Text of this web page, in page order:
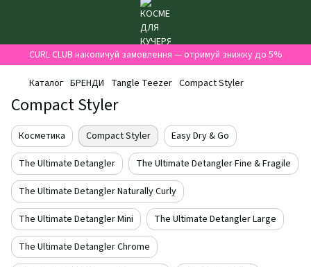
CURL CLUB накопичуй замовлення — отримуй знижку до 5%
Каталог БРЕНДИ Tangle Teezer Compact Styler
Compact Styler
Косметика Compact Styler
Easy Dry & Go
The Ultimate Detangler
The Ultimate Detangler Fine & Fragile
The Ultimate Detangler Naturally Curly
The Ultimate Detangler Mini
The Ultimate Detangler Large
The Ultimate Detangler Chrome